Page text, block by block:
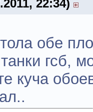
22:34)
обе
гсб,
куча